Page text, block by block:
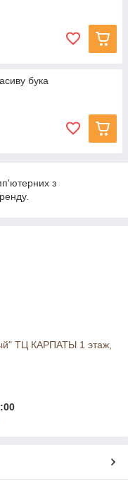
бука
з
ТЦ КАРПАТЫ 1 этаж,